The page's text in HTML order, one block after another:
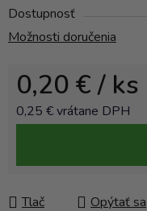
Dostupnosť
Možnosti doručenia
0,20 €/ ks
0,25 € vrátane DPH
Tlač Opýtať sa